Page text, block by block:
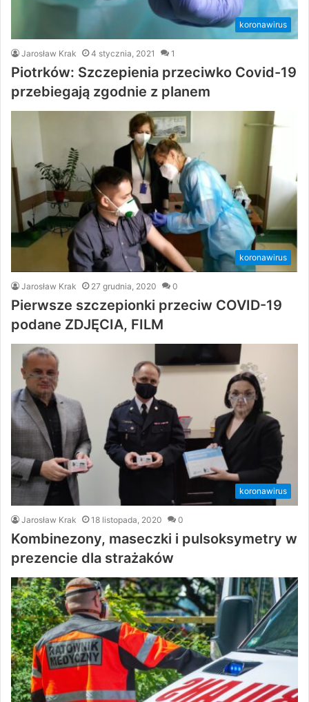
koronawirus
Jarosław Krak 4 stycznia, 2021 1
Piotrków: Szczepienia przeciwko Covid-19
przebiegają zgodnie z planem
koronawirus
Jarosław Krak 27 grudnia, 2020 0
Pierwsze szczepionki przeciw COVID-19
podane ZDJĘCIA, FILM
koronawirus
Jarosław Krak 18 listopada, 2020 0
Kombinezony, maseczki i pulsoksymetry w
prezencie dla strażaków